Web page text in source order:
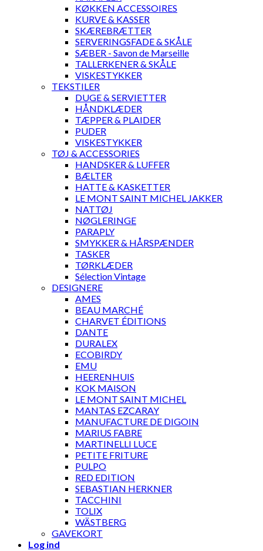
KØKKEN ACCESSOIRES
KURVE & KASSER
SKÆREBRÆTTER
SERVERINGSFADE & SKÅLE
SÆBER - Savon de Marseille
TALLERKENER & SKÅLE
VISKESTYKKER
TEKSTILER
DUGE & SERVIETTER
HÅNDKLÆDER
TÆPPER & PLAIDER
PUDER
VISKESTYKKER
TØJ & ACCESSORIES
HANDSKER & LUFFER
BÆLTER
HATTE & KASKETTER
LE MONT SAINT MICHEL JAKKER
NATTØJ
NØGLERINGE
PARAPLY
SMYKKER & HÅRSPÆNDER
TASKER
TØRKLÆDER
Sélection Vintage
DESIGNERE
AMES
BEAU MARCHÉ
CHARVET ÉDITIONS
DANTE
DURALEX
ECOBIRDY
EMU
HEERENHUIS
KOK MAISON
LE MONT SAINT MICHEL
MANTAS EZCARAY
MANUFACTURE DE DIGOIN
MARIUS FABRE
MARTINELLI LUCE
PETITE FRITURE
PULPO
RED EDITION
SEBASTIAN HERKNER
TACCHINI
TOLIX
WÄSTBERG
GAVEKORT
Log ind